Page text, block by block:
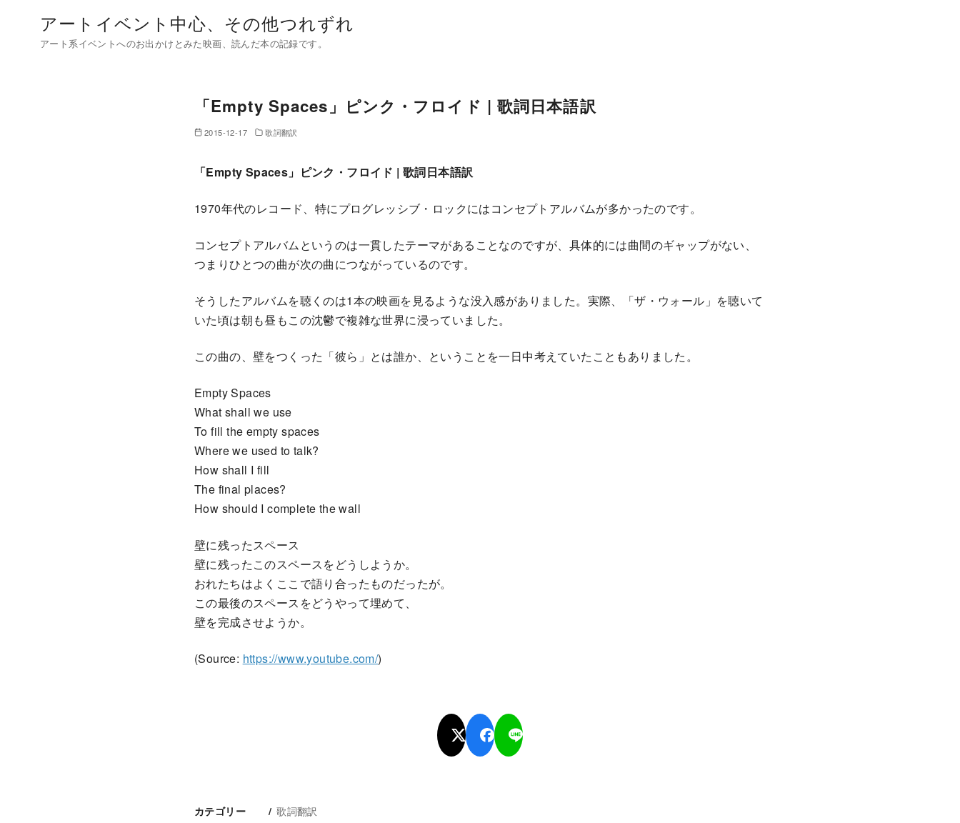
アートイベント中心、その他つれずれ
アート系イベントへのお出かけとみた映画、読んだ本の記録です。
「Empty Spaces」ピンク・フロイド | 歌詞日本語訳
2015-12-17 歌詞翻訳
「Empty Spaces」ピンク・フロイド | 歌詞日本語訳
1970年代のレコード、特にプログレッシブ・ロックにはコンセプトアルバムが多かったのです。
コンセプトアルバムというのは一貫したテーマがあることなのですが、具体的には曲間のギャップがない、
つまりひとつの曲が次の曲につながっているのです。
そうしたアルバムを聴くのは1本の映画を見るような没入感がありました。実際、「ザ・ウォール」を聴いて
いた頃は朝も昼もこの沈鬱で複雑な世界に浸っていました。
この曲の、壁をつくった「彼ら」とは誰か、ということを一日中考えていたこともありました。
Empty Spaces
What shall we use
To fill the empty spaces
Where we used to talk?
How shall I fill
The final places?
How should I complete the wall
壁に残ったスペース
壁に残ったこのスペースをどうしようか。
おれたちはよくここで語り合ったものだったが。
この最後のスペースをどうやって埋めて、
壁を完成させようか。
(Source: https://www.youtube.com/)
カテゴリー 歌詞翻訳